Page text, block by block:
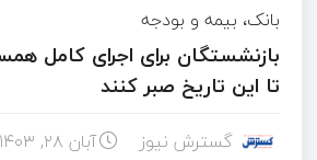
بانک، بیمه و بودجه
بازنشستگان برای اجرای کامل
تا این تاریخ صبر کنند
گسترش نیوز آبان ۲۸, ۱۴۰۳